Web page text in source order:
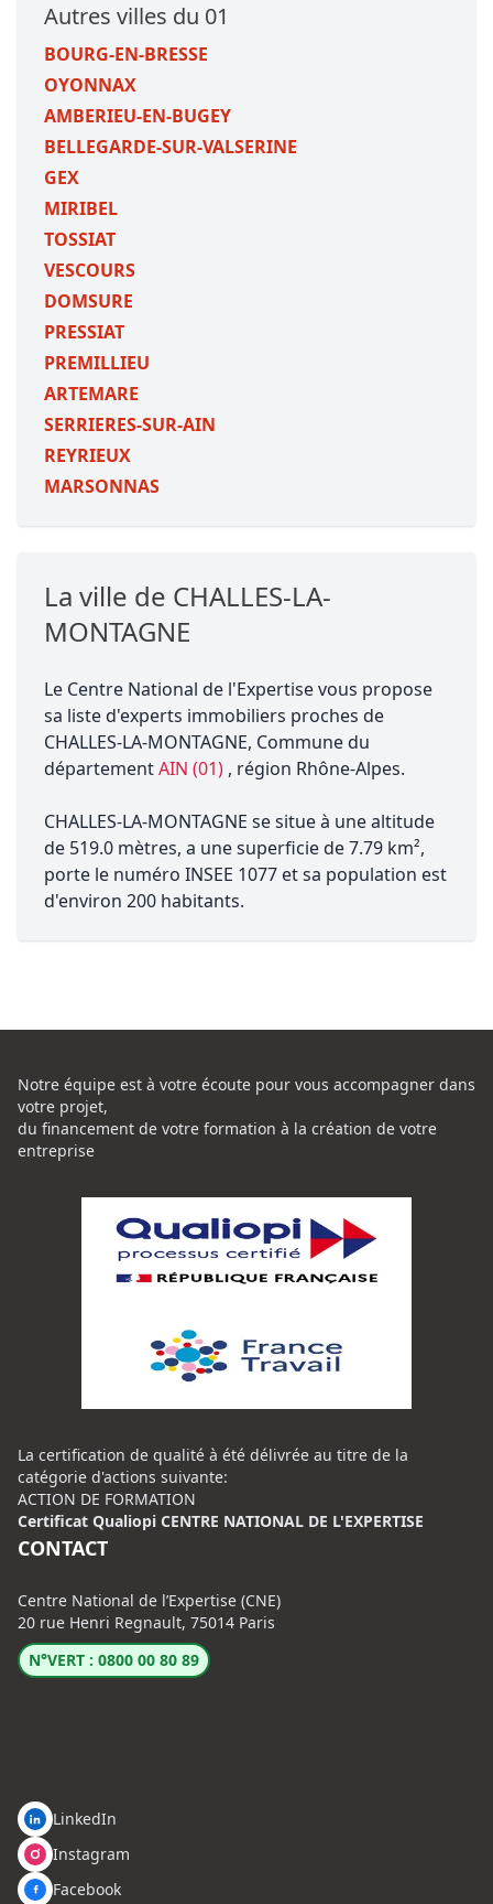
Autres villes du 01
BOURG-EN-BRESSE
OYONNAX
AMBERIEU-EN-BUGEY
BELLEGARDE-SUR-VALSERINE
GEX
MIRIBEL
TOSSIAT
VESCOURS
DOMSURE
PRESSIAT
PREMILLIEU
ARTEMARE
SERRIERES-SUR-AIN
REYRIEUX
MARSONNAS
La ville de CHALLES-LA-
MONTAGNE
Le Centre National de l'Expertise vous propose
sa liste d'experts immobiliers proches de
CHALLES-LA-MONTAGNE, Commune du
départementAIN (01) , région Rhône-Alpes.
CHALLES-LA-MONTAGNE se situe à une altitude
de 519.0 mètres, a une superficie de 7.79 km²,
porte le numéro INSEE 1077 et sa population est
d'environ 200 habitants.
Notre équipe est à votre écoute pour vous accompagner dans
votre projet,
du financement de votre formation à la création de votre
entreprise
La certification de qualité à été délivrée au titre de la
catégorie d'actions suivante:
ACTION DE FORMATION
Certificat Qualiopi CENTRE NATIONAL DE L'EXPERTISE
CONTACT
Centre National de l’Expertise (CNE)
20 rue Henri Regnault, 75014 Paris
N°VERT : 0800 00 80 89
LinkedIn
Instagram
Facebook